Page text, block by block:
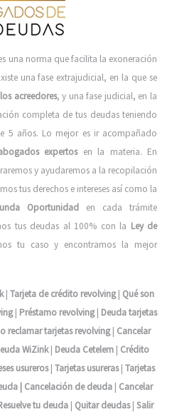
una norma que facilita la exoneración
una fase extrajudicial, en la que se
acreedores, y una fase judicial, en la
completa de tus deudas teniendo
5 años. Lo mejor es ir acompañado
expertosen la materia. En
y ayudaremos a la recopilación
tus derechos e intereses así como la
Oportunidad en cada trámite
tus deudas al 100% con la Ley de
tu caso y encontramos la mejor
| Tarjeta de crédito revolving| Qué son
| Préstamo revolving| Deuda tarjetas
reclamar tarjetas revolving| Cancelar
WiZink| Deuda Cetelem | Crédito
usureros| Tarjetas usureras| Tarjetas
| Cancelación de deuda| Cancelar
tu deuda| Quitar deudas| Salir